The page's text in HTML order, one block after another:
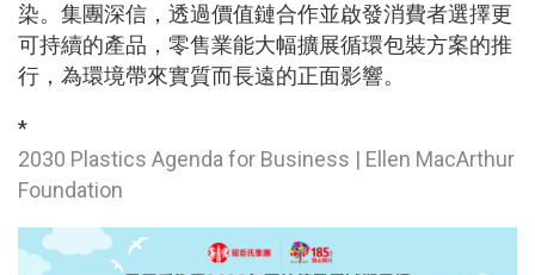
染。集團深信，透過價值鏈合作並啟發消費者選擇更
可持續的產品，零售業能大幅擴展循環包裝方案的推
行，為環境帶來實質而長遠的正面影響。
*
2030 Plastics Agenda for Business | Ellen MacArthur
Foundation